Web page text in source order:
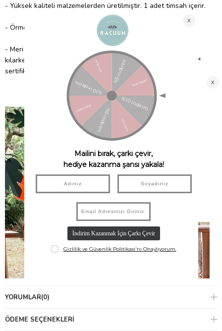
- Yüksek kaliteli malzemelerden üretilmiştir. 1 adet timsah içerir.
- Örme organik pamuktan üretilmiştir.
- Meri Meri, eşsiz parti malzemeleri ile partinizi benzersiz
kılarken çocuklarımıza güvenli bir gelecek sağlamak için FSC™
sertifikalı kâğıt kullanır!
YORUMLAR(0)
ÖDEME SEÇENEKLERI